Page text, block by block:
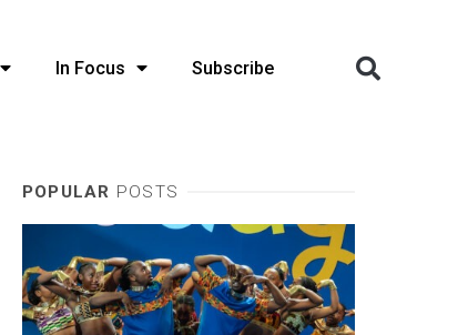
In Focus Subscribe
POPULAR POSTS